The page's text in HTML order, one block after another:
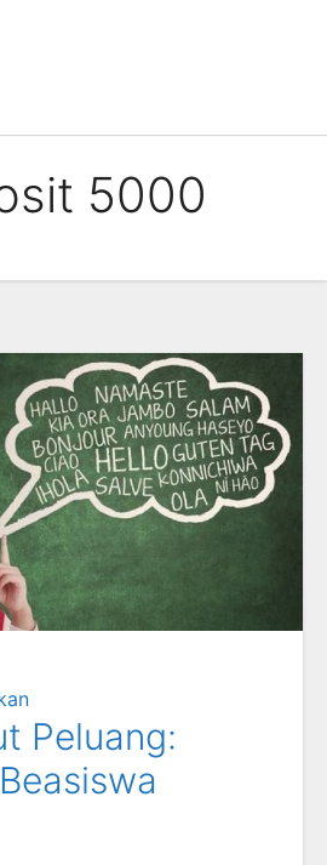
5000
Peluang: